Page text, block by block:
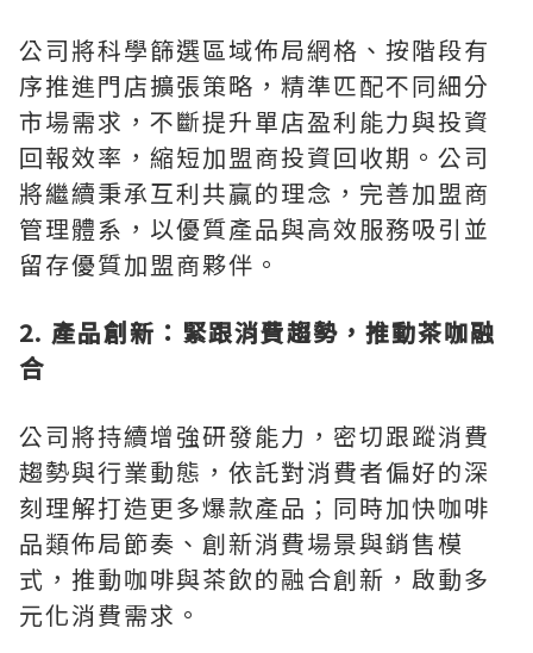
公司將科學篩選區域佈局網格、按階段有
序推進門店擴張策略，精準匹配不同細分
市場需求，不斷提升單店盈利能力與投資
回報效率，縮短加盟商投資回收期。公司
將繼續秉承互利共贏的理念，完善加盟商
管理體系，以優質產品與高效服務吸引並
留存優質加盟商夥伴。
2. 產品創新：緊跟消費趨勢，推動茶咖融
合
公司將持續增強研發能力，密切跟蹤消費
趨勢與行業動態，依託對消費者偏好的深
刻理解打造更多爆款產品；同時加快咖啡
品類佈局節奏、創新消費場景與銷售模
式，推動咖啡與茶飲的融合創新，啟動多
元化消費需求。